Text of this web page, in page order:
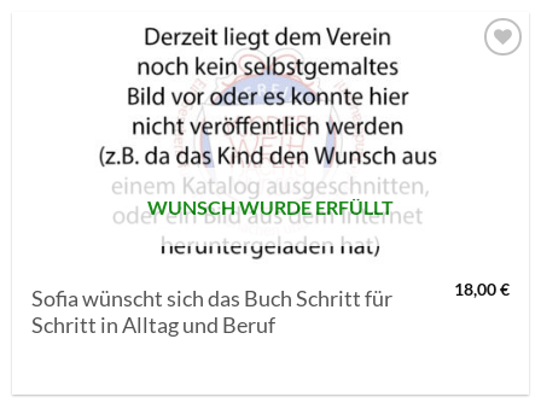
WUNSCH WURDE ERFÜLLT
Sofia wünscht sich das Buch Schritt für
Schritt in Alltag und Beruf
18,00€